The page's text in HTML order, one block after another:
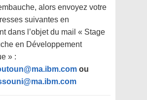
alors envoyez votre
suivantes en
dans l’objet du mail « Stage
en Développement
» :
ou